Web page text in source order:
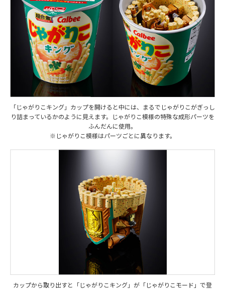
「じゃがりこキング」カップを開けると中には、まるでじゃがりこがぎっし
り詰まっているかのように見えます。じゃがりこ模様の特殊な成形パーツを
ふんだんに使用。
※じゃがりこ模様はパーツごとに異なります。
カップから取り出すと「じゃがりこキング」が「じゃがりこモード」で登